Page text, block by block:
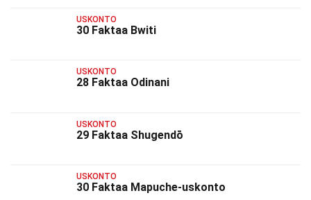
USKONTO
30 Faktaa Bwiti
USKONTO
28 Faktaa Odinani
USKONTO
29 Faktaa Shugendō
USKONTO
30 Faktaa Mapuche-uskonto